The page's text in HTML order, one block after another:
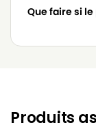
LG-
GOLDSTAR
Que faire si
Produits